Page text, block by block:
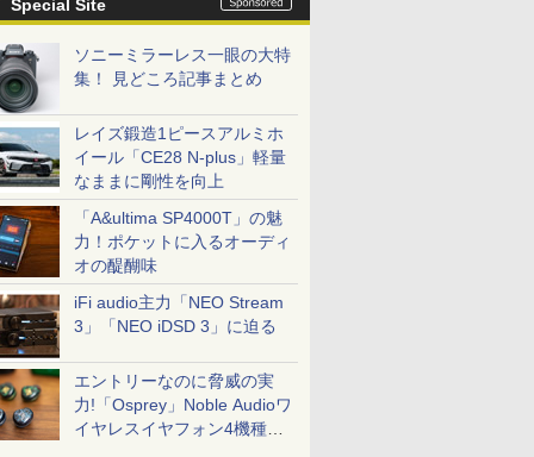
Special Site
ソニーミラーレス一眼の大特
集！ 見どころ記事まとめ
レイズ鍛造1ピースアルミホ
イール「CE28 N-plus」軽量
なままに剛性を向上
「A&ultima SP4000T」の魅
力！ポケットに入るオーディ
オの醍醐味
iFi audio主力「NEO Stream
3」「NEO iDSD 3」に迫る
エントリーなのに脅威の実
力!「Osprey」Noble Audioワ
イヤレスイヤフォン4機種を